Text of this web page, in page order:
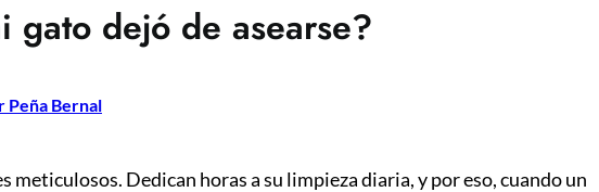
gato dejó de asearse?
Peña Bernal
meticulosos. Dedican horas a su limpieza diaria, y por eso, cuando un